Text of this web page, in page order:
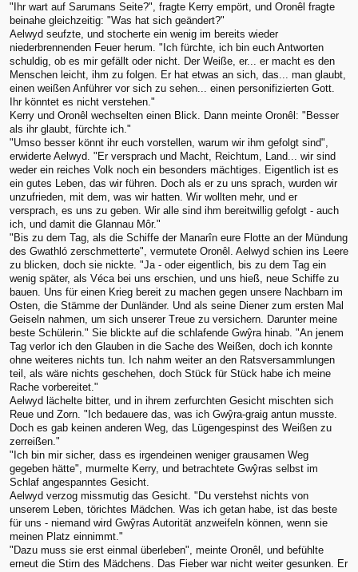
"Ihr wart auf Sarumans Seite?", fragte Kerry empört, und Oronêl fragte
beinahe gleichzeitig: "Was hat sich geändert?"
Aelwyd seufzte, und stocherte ein wenig im bereits wieder
niederbrennenden Feuer herum. "Ich fürchte, ich bin euch Antworten
schuldig, ob es mir gefällt oder nicht. Der Weiße, er... er macht es den
Menschen leicht, ihm zu folgen. Er hat etwas an sich, das... man glaubt,
einen weißen Anführer vor sich zu sehen... einen personifizierten Gott.
Ihr könntet es nicht verstehen."
Kerry und Oronêl wechselten einen Blick. Dann meinte Oronêl: "Besser
als ihr glaubt, fürchte ich."
"Umso besser könnt ihr euch vorstellen, warum wir ihm gefolgt sind",
erwiderte Aelwyd. "Er versprach und Macht, Reichtum, Land... wir sind
weder ein reiches Volk noch ein besonders mächtiges. Eigentlich ist es
ein gutes Leben, das wir führen. Doch als er zu uns sprach, wurden wir
unzufrieden, mit dem, was wir hatten. Wir wollten mehr, und er
versprach, es uns zu geben. Wir alle sind ihm bereitwillig gefolgt - auch
ich, und damit die Glannau Môr."
"Bis zu dem Tag, als die Schiffe der Manarîn eure Flotte an der Mündung
des Gwathló zerschmetterte", vermutete Oronêl. Aelwyd schien ins Leere
zu blicken, doch sie nickte. "Ja - oder eigentlich, bis zu dem Tag ein
wenig später, als Véca bei uns erschien, und uns hieß, neue Schiffe zu
bauen. Uns für einen Krieg bereit zu machen gegen unsere Nachbarn im
Osten, die Stämme der Dunländer. Und als seine Diener zum ersten Mal
Geiseln nahmen, um sich unserer Treue zu versichern. Darunter meine
beste Schülerin." Sie blickte auf die schlafende Gwŷra hinab. "An jenem
Tag verlor ich den Glauben in die Sache des Weißen, doch ich konnte
ohne weiteres nichts tun. Ich nahm weiter an den Ratsversammlungen
teil, als wäre nichts geschehen, doch Stück für Stück habe ich meine
Rache vorbereitet."
Aelwyd lächelte bitter, und in ihrem zerfurchten Gesicht mischten sich
Reue und Zorn. "Ich bedauere das, was ich Gwŷra-graig antun musste.
Doch es gab keinen anderen Weg, das Lügengespinst des Weißen zu
zerreißen."
"Ich bin mir sicher, dass es irgendeinen weniger grausamen Weg
gegeben hätte", murmelte Kerry, und betrachtete Gwŷras selbst im
Schlaf angespanntes Gesicht.
Aelwyd verzog missmutig das Gesicht. "Du verstehst nichts von
unserem Leben, törichtes Mädchen. Was ich getan habe, ist das beste
für uns - niemand wird Gwŷras Autorität anzweifeln können, wenn sie
meinen Platz einnimmt."
"Dazu muss sie erst einmal überleben", meinte Oronêl, und befühlte
erneut die Stirn des Mädchens. Das Fieber war nicht weiter gesunken. Er